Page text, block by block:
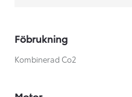
Föbrukning
Kombinerad Co2